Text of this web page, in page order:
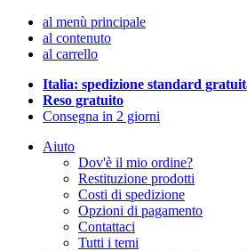
al menù principale
al contenuto
al carrello
Italia: spedizione standard
Reso gratuito
Consegna in 2 giorni
Aiuto
Dov'è il mio ordine?
Restituzione prodotti
Costi di spedizione
Opzioni di pagamento
Contattaci
Tutti i temi